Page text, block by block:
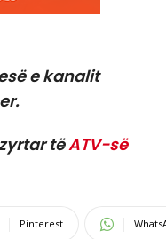
e kanalit
tëATV-së
Pinterest